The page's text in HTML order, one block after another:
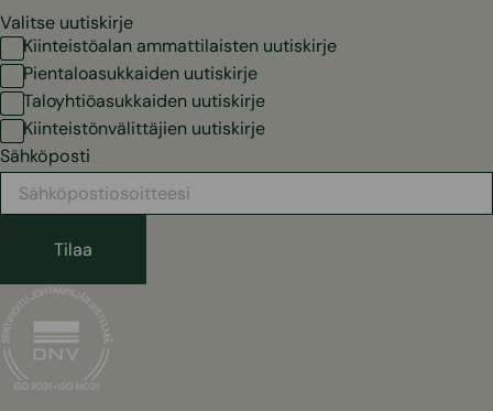
Valitse uutiskirje
Kiinteistöalan ammattilaisten uutiskirje
Pientaloasukkaiden uutiskirje
Taloyhtiöasukkaiden uutiskirje
Kiinteistönvälittäjien uutiskirje
Sähköposti